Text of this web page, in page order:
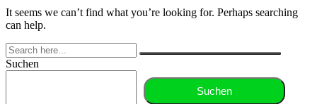
It seems we can’t find what you’re looking for. Perhaps searching
can help.
Suchen
Suchen